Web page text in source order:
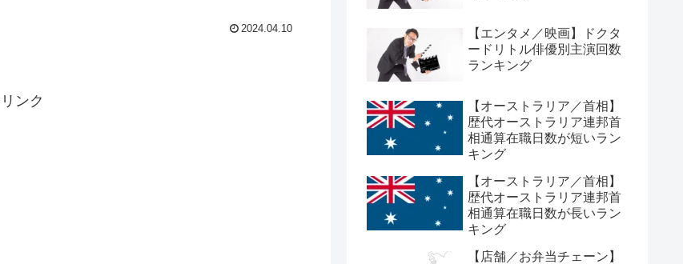
2024.04.10
ンク
【エンタメ／映画】ドクタ
ードリトル俳優別主演回数
ランキング
【オーストラリア／首相】
歴代オーストラリア連邦首
相通算在職日数が短いラン
キング
【オーストラリア／首相】
歴代オーストラリア連邦首
相通算在職日数が長いラン
キング
【店舗／お弁当チェーン】